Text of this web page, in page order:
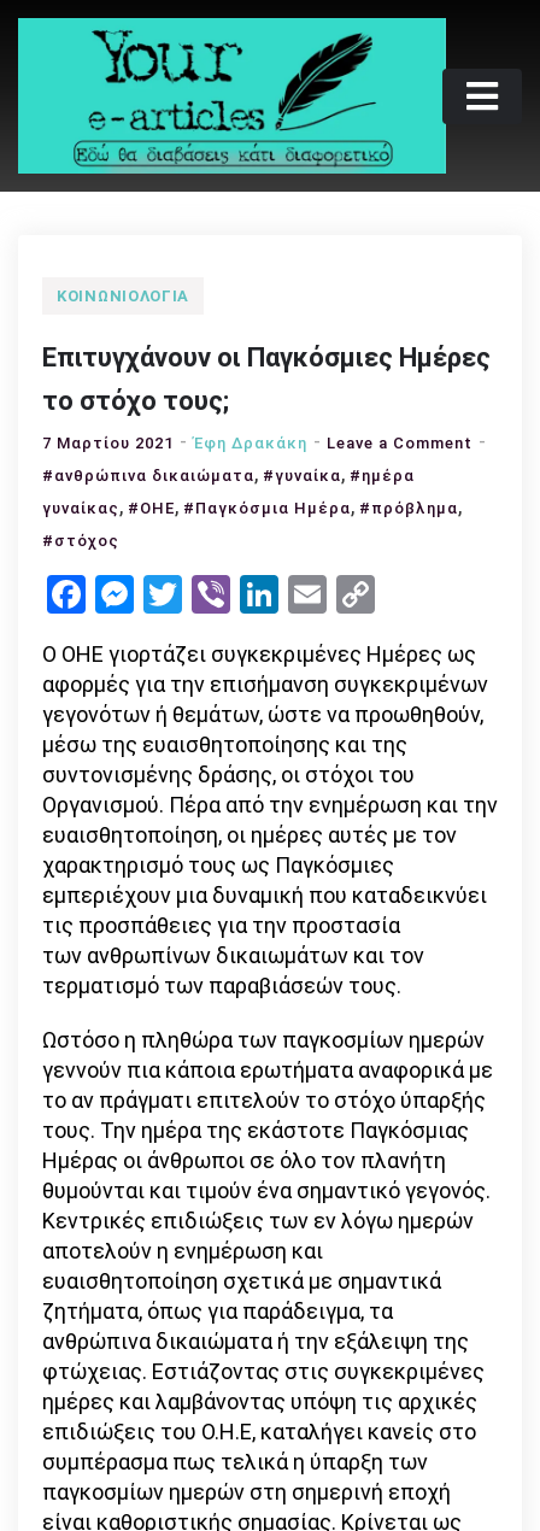
Skip
Your e-articles
Εδώ θα διαβάσεις κάτι διαφορετικό
ΚΟΙΝΩΝΙΟΛΟΓΊΑ
Επιτυγχάνουν οι Παγκόσμιες Ημέρες
το στόχο τους;
7 Μαρτίου 2021 Έφη Δρακάκη Leave a Comment on
τους;
#ανθρώπινα δικαιώματα, #γυναίκα, #ημέρα
γυναίκας , #ΟΗΕ, #Παγκόσμια Ημέρα, #πρόβλημα,
#στόχος
Facebook
Messenger
Twitter
ViberLinkedIn
Email
Link
Ο ΟΗΕ γιορτάζει συγκεκριμένες Ημέρες ως
αφορμές για την επισήμανση συγκεκριμένων
γεγονότων ή θεμάτων, ώστε να προωθηθούν,
μέσω της ευαισθητοποίησης και της
συντονισμένης δράσης, οι στόχοι του
Οργανισμού. Πέρα από την ενημέρωση και την
ευαισθητοποίηση, οι ημέρες αυτές με τον
χαρακτηρισμό τους ως Παγκόσμιες
εμπεριέχουν μια δυναμική που καταδεικνύει
τις προσπάθειες για την προστασία
των ανθρωπίνων δικαιωμάτων και τον
τερματισμό των παραβιάσεών τους.
Ωστόσο η πληθώρα των παγκοσμίων ημερών
γεννούν πια κάποια ερωτήματα αναφορικά με
το αν πράγματι επιτελούν το στόχο ύπαρξής
τους. Την ημέρα της εκάστοτε Παγκόσμιας
Ημέρας οι άνθρωποι σε όλο τον πλανήτη
θυμούνται και τιμούν ένα σημαντικό γεγονός.
Κεντρικές επιδιώξεις των εν λόγω ημερών
αποτελούν η ενημέρωση και
ευαισθητοποίηση σχετικά με σημαντικά
ζητήματα, όπως για παράδειγμα, τα
ανθρώπινα δικαιώματα ή την εξάλειψη της
φτώχειας. Εστιάζοντας στις συγκεκριμένες
ημέρες και λαμβάνοντας υπόψη τις αρχικές
επιδιώξεις του Ο.Η.Ε, καταλήγει κανείς στο
συμπέρασμα πως τελικά η ύπαρξη των
παγκοσμίων ημερών στη σημερινή εποχή
είναι καθοριστικής σημασίας. Κρίνεται ως